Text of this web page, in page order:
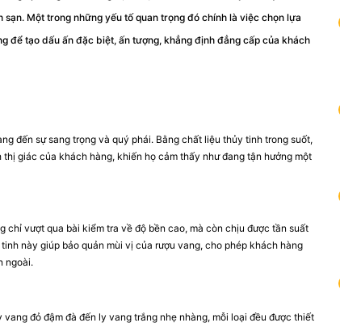
Một trong những yếu tố quan trọng đó chính là việc chọn lựa
để tạo dấu ấn đặc biệt, ấn tượng, khẳng định đẳng cấp của khách
đến sự sang trọng và quý phái. Bằng chất liệu thủy tinh trong suốt,
giác của khách hàng, khiến họ cảm thấy như đang tận hưởng một
vượt qua bài kiểm tra về độ bền cao, mà còn chịu được tần suất
này giúp bảo quản mùi vị của rượu vang, cho phép khách hàng
ngoài.
đỏ đậm đà đến ly vang trắng nhẹ nhàng, mỗi loại đều được thiết